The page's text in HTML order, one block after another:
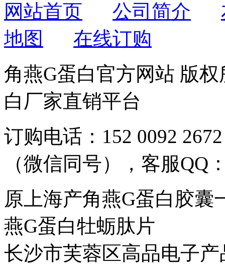
网站首页
公司简介
地图
在线订购
角燕G蛋白官方网站 版
白厂家直销平台
订购电话：152 0092
（微信同号），客服QQ
原上海产角燕G蛋白胶囊
燕G蛋白牡蛎肽片
长沙市芙蓉区高品电子